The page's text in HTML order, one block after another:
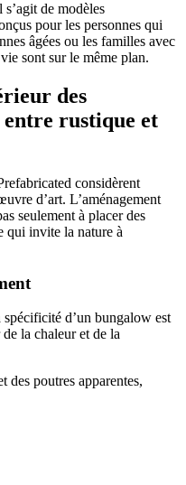
s’agit de modèles
pour les personnes qui
âgées ou les familles avec
sont sur le même plan.
des
rustique et
considèrent
d’art. L’aménagement
seulement à placer des
qui invite la nature à
d’un bungalow est
la chaleur et de la
des poutres apparentes,